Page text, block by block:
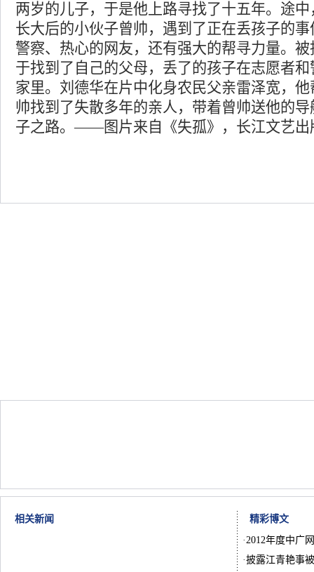
两岁的儿子，于是他上路寻找了十五年。途
长大后的小伙子曾帅，遇到了正在丢孩子的
警察、热心的网友，还有强大的帮寻力量。
于找到了自己的父母，丢了的孩子在志愿者
家里。刘德华在片中化身农民父亲雷泽宽，
帅找到了失散多年的亲人，带着曾帅送他的
子之路。——图片来自《失孤》，长江文艺出
相关新闻
精彩博文
·2012年度中广
·披露江青艳事